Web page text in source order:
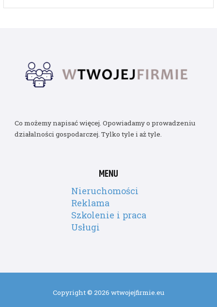
Co możemy napisać więcej. Opowiadamy o prowadzeniu
działalności gospodarczej. Tylko tyle i aż tyle.
MENU
Nieruchomości
Reklama
Szkolenie i praca
Usługi
Copyright © 2026 wtwojejfirmie.eu